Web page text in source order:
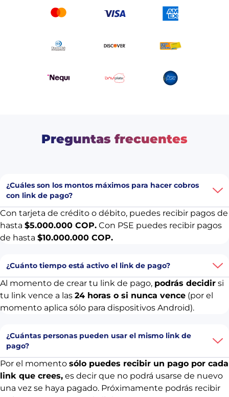
Preguntas frecuentes
¿Cuáles son los montos máximos para hacer cobros
con link de pago?
Con tarjeta de crédito o débito, puedes recibir pagos de
hasta $5.000.000 COP. Con PSE puedes recibir pagos
de hasta $10.000.000 COP.
¿Cuánto tiempo está activo el link de pago?
Al momento de crear tu link de pago, podrás decidir si
tu link vence a las 24 horas o si nunca vence (por el
momento aplica sólo para dispositivos Android).
¿Cuántas personas pueden usar el mismo link de
pago?
Por el momento sólo puedes recibir un pago por cada
link que crees, es decir que no podrá usarse de nuevo
una vez se haya pagado. Próximamente podrás recibir